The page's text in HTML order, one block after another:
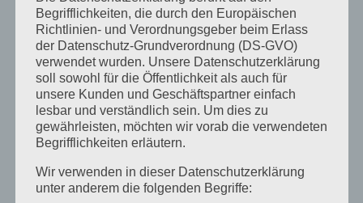
Begrifflichkeiten, die durch den Europäischen
Richtlinien- und Verordnungsgeber beim Erlass
der Datenschutz-Grundverordnung (DS-GVO)
verwendet wurden. Unsere Datenschutzerklärung
soll sowohl für die Öffentlichkeit als auch für
unsere Kunden und Geschäftspartner einfach
lesbar und verständlich sein. Um dies zu
gewährleisten, möchten wir vorab die verwendeten
Begrifflichkeiten erläutern.
Wir verwenden in dieser Datenschutzerklärung
unter anderem die folgenden Begriffe: